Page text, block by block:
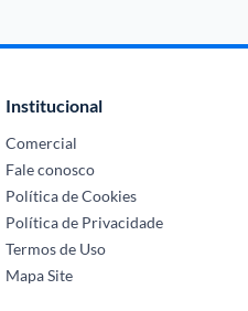
Institucional
Comercial
Fale conosco
Política de Cookies
Política de Privacidade
Termos de Uso
Mapa Site